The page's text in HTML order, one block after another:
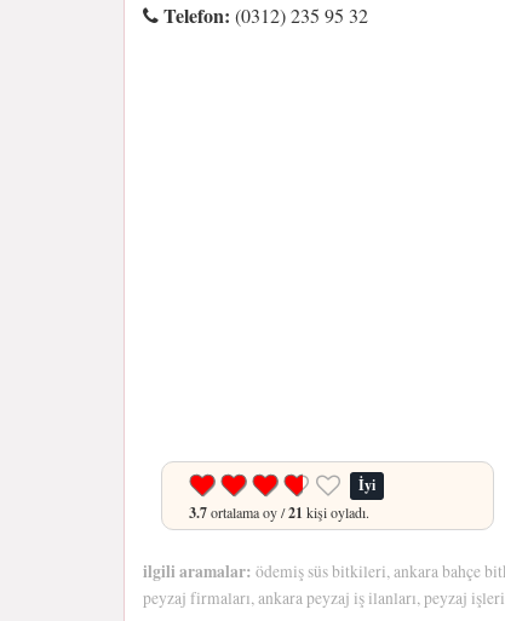
Telefon: (0312) 235 95 32
İyi
3.7ortalama oy /21 kişi oyladı.
ilgili aramalar: ödemiş süs bitkileri, ankara bahçe
peyzaj firmaları, ankara peyzaj iş ilanları, peyzaj